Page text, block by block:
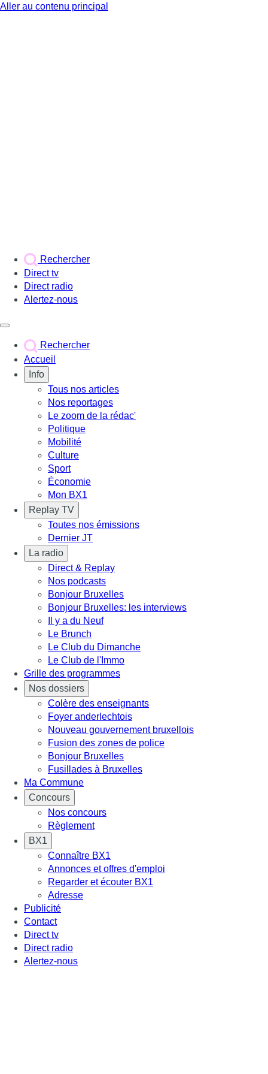
Aller au contenu principal
Rechercher
Direct tv
Direct radio
Alertez-nous
Rechercher
Accueil
Info
Tous nos articles
Nos reportages
Le zoom de la rédac'
Politique
Mobilité
Culture
Sport
Économie
Mon BX1
Replay TV
Toutes nos émissions
Dernier JT
La radio
Direct & Replay
Nos podcasts
Bonjour Bruxelles
Bonjour Bruxelles: les interviews
Il y a du Neuf
Le Brunch
Le Club du Dimanche
Le Club de l'Immo
Grille des programmes
Nos dossiers
Colère des enseignants
Foyer anderlechtois
Nouveau gouvernement bruxellois
Fusion des zones de police
Bonjour Bruxelles
Fusillades à Bruxelles
Ma Commune
Concours
Nos concours
Règlement
BX1
Connaître BX1
Annonces et offres d'emploi
Regarder et écouter BX1
Adresse
Publicité
Contact
Direct tv
Direct radio
Alertez-nous